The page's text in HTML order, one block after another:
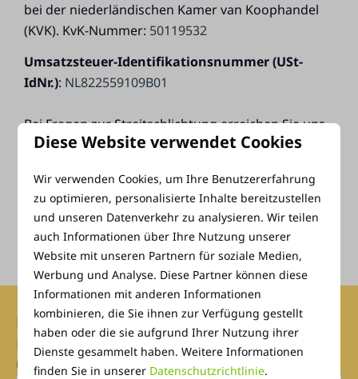
bei der niederländischen Kamer van Koophandel
(KVK). KvK-Nummer: 50119532
Umsatzsteuer-Identifikationsnummer (USt-
IdNr.): NL822559109B01
Bei Fragen zur Streitschlichtung erreichen Sie uns
unterinfo@ackersate.nl.Vakantiepark Ackersate
folgenden Verbraucherschlichtungsstelle
teilzunehmen: De Geschillencommissie Recreatie,
Bordewijklaan 46, 2591 XR Den Haag,
https://www.degeschillencommissie.nl/.
Melden Sie sich bei unserem
Newsletter an
Und verpassen Sie keine Rabatt-Aktion!
Diese Website verwendet Cookies
Wir verwenden Cookies, um Ihre Benutzererfahrung
zu optimieren, personalisierte Inhalte bereitzustellen
und unseren Datenverkehr zu analysieren. Wir teilen
auch Informationen über Ihre Nutzung unserer
Website mit unseren Partnern für soziale Medien,
Werbung und Analyse. Diese Partner können diese
Informationen mit anderen Informationen
kombinieren, die Sie ihnen zur Verfügung gestellt
haben oder die sie aufgrund Ihrer Nutzung ihrer
Dienste gesammelt haben. Weitere Informationen
finden Sie in unserer Datenschutzrichtlinie.